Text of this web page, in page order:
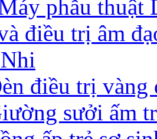
phẫu thuật
điều trị âm
điều trị vàng
sưởi ấm